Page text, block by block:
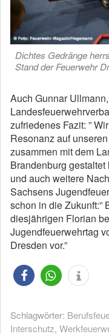
Dichtes Gedränge
Stand der Feuerwehr
Auch Gunnar
zufriedenes Fazit: ”
Resonanz auf
zusammen mit dem
Brandenburg
und auch weitere
Sachsens
schon in die Zukunft:”
diesjährigen Florian
Jugendfeuerwehrtag
Dresden vor.”
Schlagwörter:
Interschutz,